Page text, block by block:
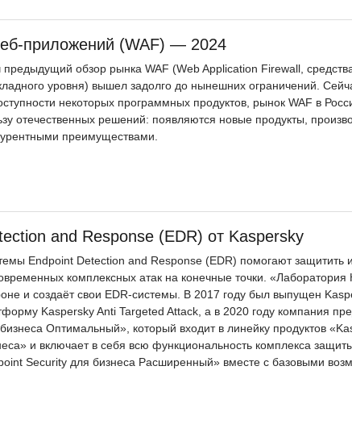
приложений (WAF) — 2024
обзор рынка WAF (Web Application Firewall,
уровня) вышел задолго до нынешних ограничений.
некоторых программных продуктов, рынок WAF в
отечественных решений: появляются новые продукты,
преимуществами.
and Response (EDR) от Kaspersky
Endpoint Detection and Response (EDR) помогают
комплексных атак на конечные точки. «Лаборатория
и создаёт свои EDR-системы. В 2017 году был выпущен
Kaspersky Anti Targeted Attack, а в 2020 году компания
Оптимальный», который входит в линейку продуктов
и включает в себя всю функциональность комплекса
Security для бизнеса Расширенный» вместе с базовыми